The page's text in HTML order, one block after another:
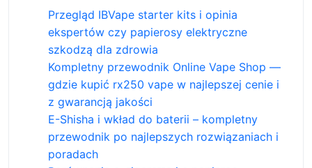
Przegląd IBVape starter kits i opinia
ekspertów czy papierosy elektryczne
szkodzą dla zdrowia
Kompletny przewodnik Online Vape Shop —
gdzie kupić rx250 vape w najlepszej cenie i
z gwarancją jakości
E-Shisha i wkład do baterii – kompletny
przewodnik po najlepszych rozwiązaniach i
poradach